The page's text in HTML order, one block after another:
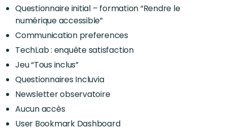
Questionnaire initial – formation “Rendre le
numérique accessible”
Communication preferences
TechLab : enquête satisfaction
Jeu “Tous inclus”
Questionnaires Incluvia
Newsletter observatoire
Aucun accès
User Bookmark Dashboard